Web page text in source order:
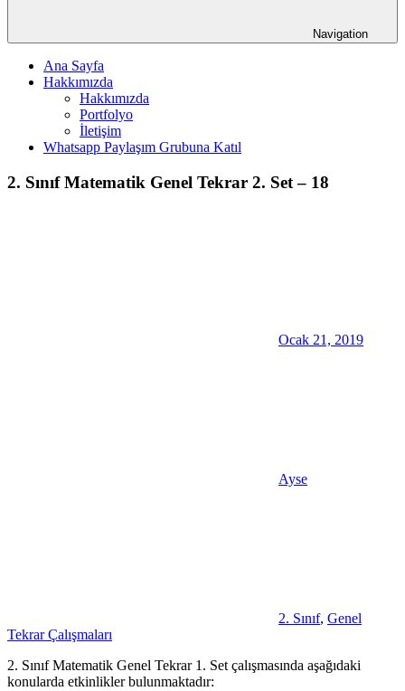
Navigation
Ana Sayfa
Hakkımızda
Hakkımızda
Portfolyo
İletişim
Whatsapp Paylaşım Grubuna Katıl
2. Sınıf Matematik Genel Tekrar 2. Set – 18
Ocak 21, 2019
Ayse
2. Sınıf, Genel
Tekrar Çalışmaları
2. Sınıf Matematik Genel Tekrar 1. Set çalışmasında aşağıdaki
konularda etkinlikler bulunmaktadır: